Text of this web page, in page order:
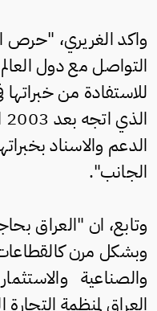
واكد الغريري، "حرص
التواصل مع دول
للاستفادة من خبراتها
الدعم والاسناد
الجانب".
وتابع، ان "العراق
وبشكل مرن كالقطاعات
والصناعية
العراق لمنظمة